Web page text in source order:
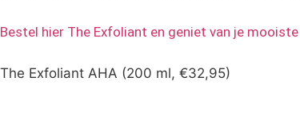
Bestel hier The Exfoliant en geniet van je
The Exfoliant AHA (200 ml, €32,95)